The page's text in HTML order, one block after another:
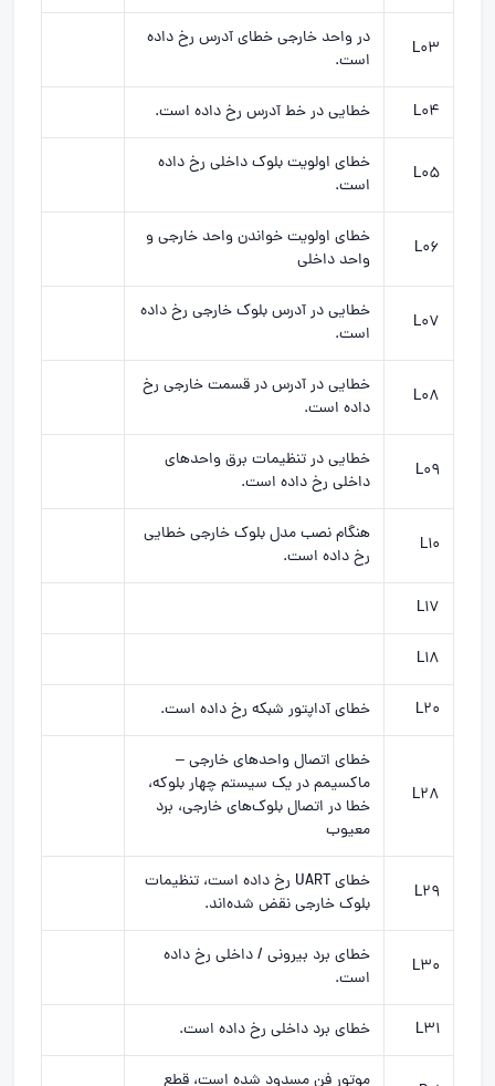
L03
در واحد خارجی خطای آدرس رخ داده
است.
L04 خطایی در خط آدرس رخ داده است.
L05
خطای اولویت بلوک داخلی رخ داده
است.
L06
خطای اولویت خواندن واحد خارجی و
واحد داخلی
L07
خطایی در آدرس بلوک خارجی رخ داده
است.
L08
خطایی در آدرس در قسمت خارجی رخ
داده است.
L09
خطایی در تنظیمات برق واحدهای
داخلی رخ داده است.
L10
هنگام نصب مدل بلوک خارجی خطایی
رخ داده است.
L17
L18
L20 خطای آداپتور شبکه رخ داده است.
L28
خطای اتصال واحدهای خارجی –
ماکسیمم در یک سیستم چهار بلوکه،
خطا در اتصال بلوک‌های خارجی، برد
معیوب
L29
خطای UART رخ داده است، تنظیمات
بلوک خارجی نقض شده‌اند.
L30
خطای برد بیرونی / داخلی رخ داده
است.
L31 خطای برد داخلی رخ داده است.
موتور فن مسدود شده است، قطع